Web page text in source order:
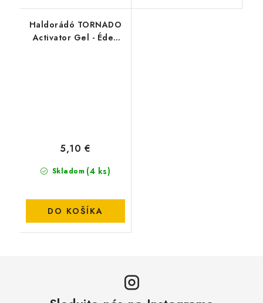
Haldorádó TORNADO
Activator Gel - Édes
Skladom (4 ks)
5,10 €
DO KOŠÍKA